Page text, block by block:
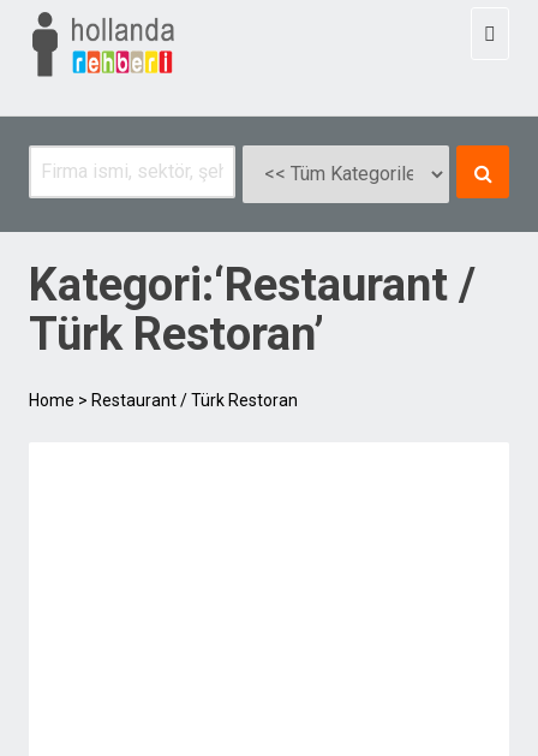
Kategori:‘Restaurant /
Türk Restoran’
Home > Restaurant / Türk Restoran